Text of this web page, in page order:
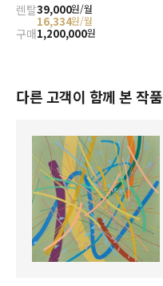
렌탈39,000원/월
16,334원/월
구매1,200,000원
다른 고객이 함께 본 작품